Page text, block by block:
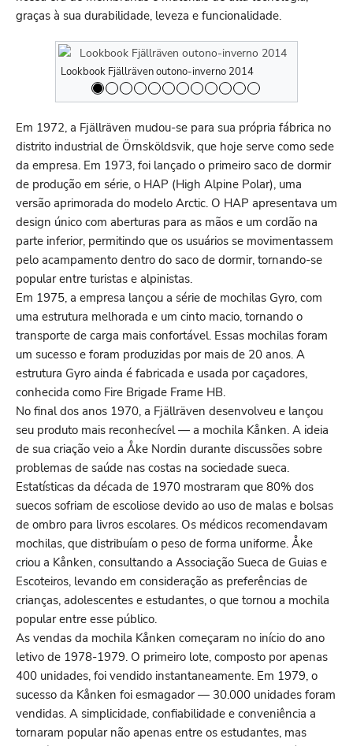
graças à sua durabilidade, leveza e funcionalidade.
Lookbook Fjällräven outono-inverno 2014
Em 1972, a Fjällräven mudou-se para sua própria fábrica no
distrito industrial de Örnsköldsvik, que hoje serve como sede
da empresa. Em 1973, foi lançado o primeiro saco de dormir
de produção em série, o HAP (High Alpine Polar), uma
versão aprimorada do modelo Arctic. O HAP apresentava um
design único com aberturas para as mãos e um cordão na
parte inferior, permitindo que os usuários se movimentassem
pelo acampamento dentro do saco de dormir, tornando-se
popular entre turistas e alpinistas.
Em 1975, a empresa lançou a série de mochilas Gyro, com
uma estrutura melhorada e um cinto macio, tornando o
transporte de carga mais confortável. Essas mochilas foram
um sucesso e foram produzidas por mais de 20 anos. A
estrutura Gyro ainda é fabricada e usada por caçadores,
conhecida como Fire Brigade Frame HB.
No final dos anos 1970, a Fjällräven desenvolveu e lançou
seu produto mais reconhecível — a mochila Kånken. A ideia
de sua criação veio a Åke Nordin durante discussões sobre
problemas de saúde nas costas na sociedade sueca.
Estatísticas da década de 1970 mostraram que 80% dos
suecos sofriam de escoliose devido ao uso de malas e bolsas
de ombro para livros escolares. Os médicos recomendavam
mochilas, que distribuíam o peso de forma uniforme. Åke
criou a Kånken, consultando a Associação Sueca de Guias e
Escoteiros, levando em consideração as preferências de
crianças, adolescentes e estudantes, o que tornou a mochila
popular entre esse público.
As vendas da mochila Kånken começaram no início do ano
letivo de 1978-1979. O primeiro lote, composto por apenas
400 unidades, foi vendido instantaneamente. Em 1979, o
sucesso da Kånken foi esmagador — 30.000 unidades foram
vendidas. A simplicidade, confiabilidade e conveniência a
tornaram popular não apenas entre os estudantes, mas